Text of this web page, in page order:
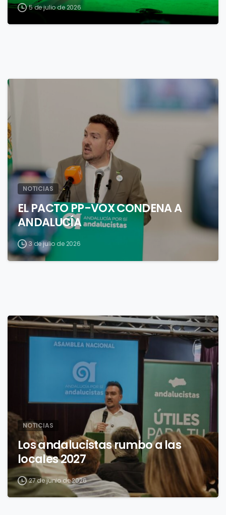
5 de julio de 2026
NOTICIAS
EL PACTO PP-VOX CONDENA A
ANDALUCÍA
3 de julio de 2026
4
NOTICIAS
Los andalucistas rumbo a las
locales 2027
27 de junio de 2026